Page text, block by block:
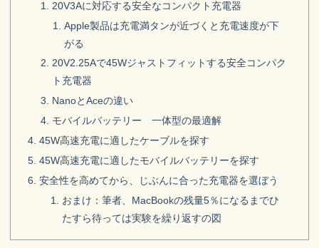
20V3Aに対応する安全なコンパクト充電器
Apple製品は充電満タンが近づくと充電速度が下
がる
20V2.25Aで45Wジャストフィットする安全コンパク
ト充電器
NanoとAceの違い
モバイルバッテリー 一体型の最適解
45W高速充電に適したケーブルを探す
45W高速充電に適したモバイルバッテリーを探す
安全性を高めてから、じぶんに合った充電器を選ぼう
おまけ：筆者、MacBookの残量5％になるまでひ
たすら待っては実験を繰り返すの図